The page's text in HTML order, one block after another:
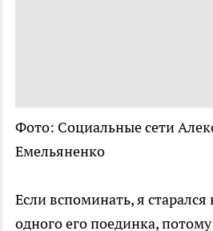
Фото: Социальные сети
Емельяненко
Если вспоминать, я
одного его поединка,